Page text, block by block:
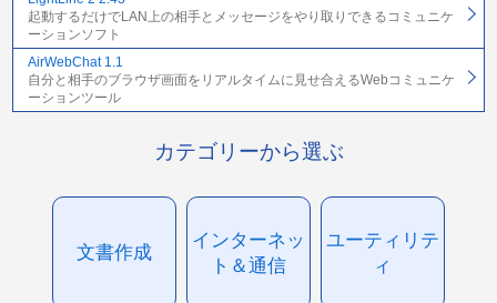
起動するだけでLAN上の相手とメッセージをやり取りできるコミュニケ
ーションソフト
AirWebChat 1.1
自分と相手のブラウザ画面をリアルタイムに見せ合えるWebコミュニケ
ーションツール
カテゴリーから選ぶ
文書作成
インターネッ
ト＆通信
ユーティリテ
ィ